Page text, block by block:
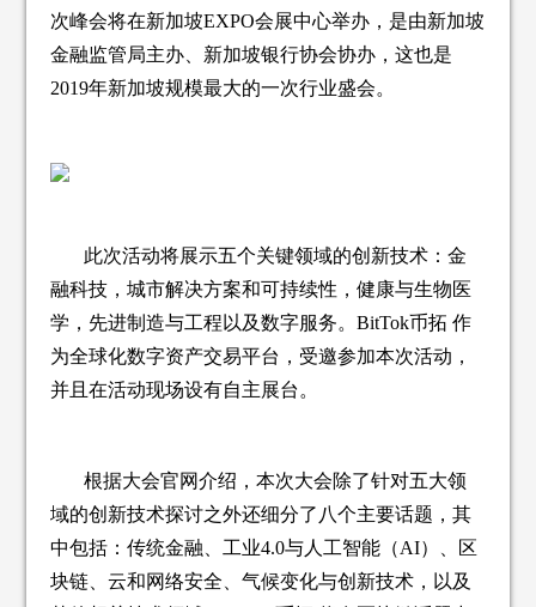
次峰会将在新加坡EXPO会展中心举办，是由新加坡
金融监管局主办、新加坡银行协会协办，这也是
2019年新加坡规模最大的一次行业盛会。
此次活动将展示五个关键领域的创新技术：金
融科技，城市解决方案和可持续性，健康与生物医
学，先进制造与工程以及数字服务。BitTok币拓 作
为全球化数字资产交易平台，受邀参加本次活动，
并且在活动现场设有自主展台。
根据大会官网介绍，本次大会除了针对五大领
域的创新技术探讨之外还细分了八个主要话题，其
中包括：传统金融、工业4.0与人工智能（AI）、区
块链、云和网络安全、气候变化与创新技术，以及